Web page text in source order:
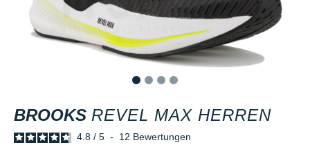
BROOKS REVEL MAX HERREN
4.8 / 5 - 12 Bewertungen